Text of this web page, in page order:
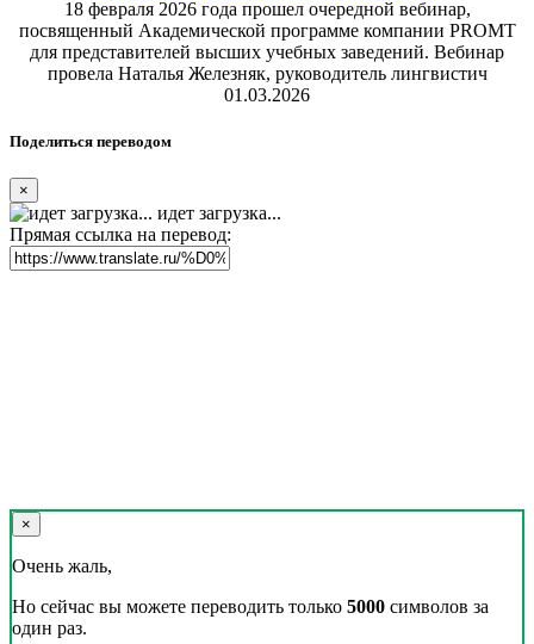
18 февраля 2026 года прошел очередной вебинар,
посвященный Академической программе компании PROMT
для представителей высших учебных заведений. Вебинар
провела Наталья Железняк, руководитель лингвистич
01.03.2026
Поделиться переводом
×
идет загрузка...
Прямая ссылка на перевод:
×
Очень жаль,
Но сейчас вы можете переводить только 5000 символов за
один раз.